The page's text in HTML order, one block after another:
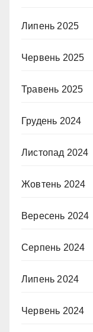
Липень 2025
Червень 2025
Травень 2025
Грудень 2024
Листопад 2024
Жовтень 2024
Вересень 2024
Серпень 2024
Липень 2024
Червень 2024